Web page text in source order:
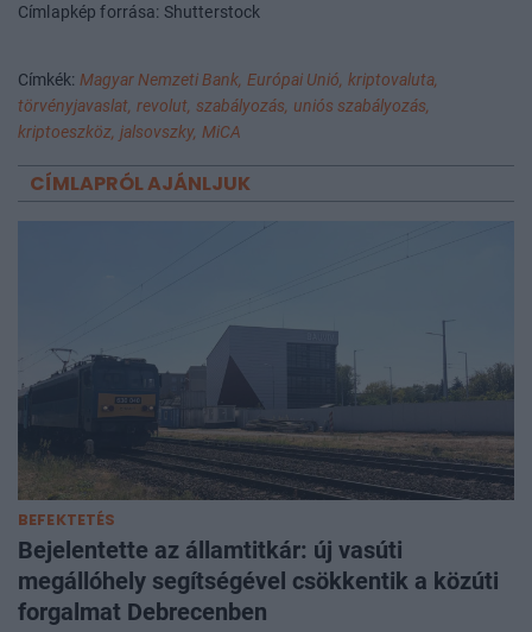
Címlapkép forrása: Shutterstock
Címkék: Magyar Nemzeti Bank, Európai Unió, kriptovaluta,
törvényjavaslat, revolut, szabályozás, uniós szabályozás,
kriptoeszköz, jalsovszky, MiCA
CÍMLAPRÓL AJÁNLJUK
BEFEKTETÉS
Bejelentette az államtitkár: új vasúti
megállóhely segítségével csökkentik a közúti
forgalmat Debrecenben